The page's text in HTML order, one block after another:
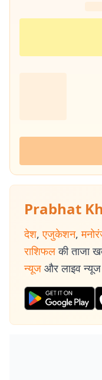
Prabhat
देश, एजुकेशन,
राशिफल की ताजा
न्यूज और लाइव